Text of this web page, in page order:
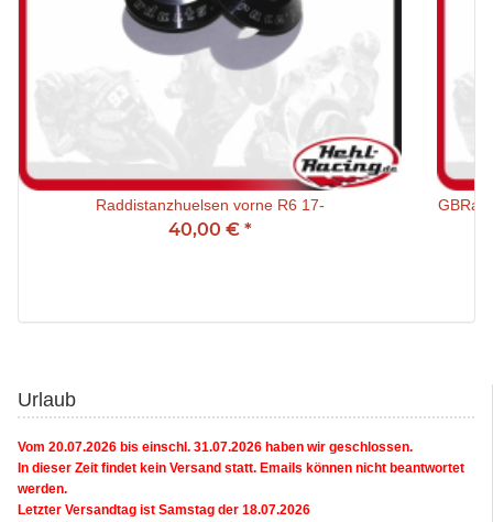
Raddistanzhuelsen vorne R6 17-
40,00 € *
Urlaub
Vom 20.07.2026 bis einschl. 31.07.2026 haben wir geschlossen.
In dieser Zeit findet kein Versand statt. Emails können nicht beantwortet
werden.
Letzter Versandtag ist Samstag der 18.07.2026